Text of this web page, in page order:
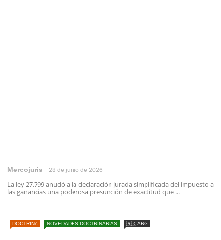
Mercojuris 28 de junio de 2026
La ley 27.799 anudó a la declaración jurada simplificada del impuesto a
las ganancias una poderosa presunción de exactitud que ...
DOCTRINA NOVEDADES DOCTRINARIAS 🇦🇷 ARG